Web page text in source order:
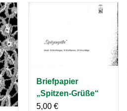
Briefpapier
„Spitzen-Grüße“
5,00€